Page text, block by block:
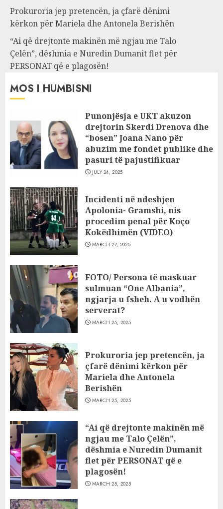
Prokuroria jep pretencën, ja çfarë dënimi
kërkon për Mariela dhe Antonela Berishën
“Ai që drejtonte makinën më ngjau me Talo
Çelën”, dëshmia e Nuredin Dumanit flet për
PERSONAT që e plagosën!
MOS I HUMBISNI
Punonjësja e UKT akuzon
drejtorin Skerdi Drenova dhe
“bosen” Joana Nano për
abuzim me fondet publike dhe
pasuri të pajustifikuar
JULY 24, 2025
Incidenti në ndeshjen
Apolonia- Gramshi, nis
procedim penal për Koço
Kokëdhimën (VIDEO)
MARCH 27, 2025
FOTO/ Persona të maskuar
sulmuan “One Albania”,
ngjarja u fsheh. A u vodhën
serverat?
MARCH 25, 2025
Prokuroria jep pretencën, ja
çfarë dënimi kërkon për
Mariela dhe Antonela
Berishën
MARCH 25, 2025
“Ai që drejtonte makinën më
ngjau me Talo Çelën”,
dëshmia e Nuredin Dumanit
flet për PERSONAT që e
plagosën!
MARCH 25, 2025